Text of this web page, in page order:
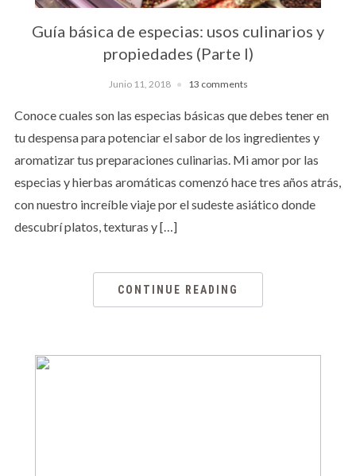
Guía básica de especias: usos culinarios y
propiedades (Parte I)
Junio 11, 2018 13 comments
Conoce cuales son las especias básicas que debes tener en
tu despensa para potenciar el sabor de los ingredientes y
aromatizar tus preparaciones culinarias. Mi amor por las
especias y hierbas aromáticas comenzó hace tres años atrás,
con nuestro increíble viaje por el sudeste asiático donde
descubrí platos, texturas y […]
CONTINUE READING